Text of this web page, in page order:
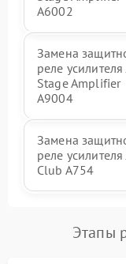
A6002
Замена
реле усилителя
Stage Amplifier
A9004
Замена
реле усилителя
Club A754
Этапы